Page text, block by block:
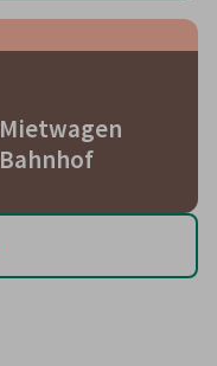
Mietwagen
Bahnhof